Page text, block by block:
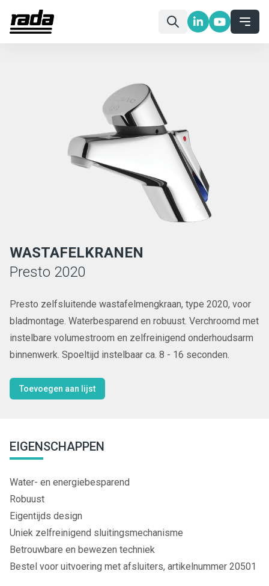
WASTAFELKRANEN
Presto 2020
Presto zelfsluitende wastafelmengkraan, type 2020, voor
bladmontage. Waterbesparend en robuust. Verchroomd met
instelbare volumestroom en zelfreinigend onderhoudsarm
binnenwerk. Spoeltijd instelbaar ca. 8 - 16 seconden.
Toevoegen aan lijst
EIGENSCHAPPEN
Water- en energiebesparend
Robuust
Eigentijds design
Uniek zelfreinigend sluitingsmechanisme
Betrouwbare en bewezen techniek
Bestel voor uitvoering met afsluiters, artikelnummer 20501